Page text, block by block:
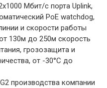
Мбит/с порта Uplink,
PoE watchdog,
и скорости работы
130м до 250м скорость
грозозащита и
от -30°С до
производства компании